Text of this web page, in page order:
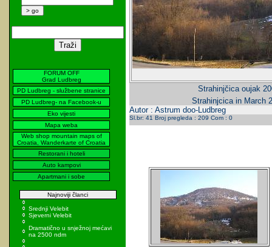
FORUM OFF
Grad Ludbreg
PD Ludbreg - službene stranice
PD Ludbreg- na Facebook-u
Eko vijesti
Mapa weba
Web shop mountain maps of
Croatia, Wanderkarte of Croatia
Restorani i hoteli
Auto kampovi
Apartmani i sobe
Najnoviji članci
Srednji Velebit
Sjeverni Velebit
Dramatično u snježnoj mećavi
na 2500 ndm
Strahinjčica oujak
Strahinjcica in March
Autor : Astrum doo-Ludbreg
Sl.br: 41 Broj pregleda : 209 Com : 0